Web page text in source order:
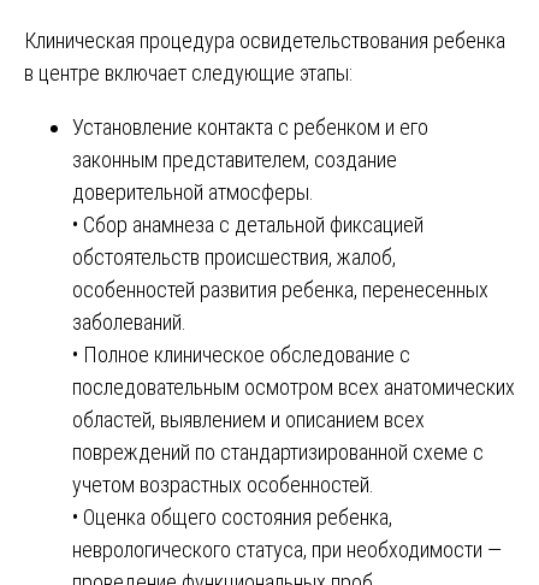
Клиническая процедура освидетельствования ребенка
в центре включает следующие этапы:
Установление контакта с ребенком и его
законным представителем, создание
доверительной атмосферы.
• Сбор анамнеза с детальной фиксацией
обстоятельств происшествия, жалоб,
особенностей развития ребенка, перенесенных
заболеваний.
• Полное клиническое обследование с
последовательным осмотром всех анатомических
областей, выявлением и описанием всех
повреждений по стандартизированной схеме с
учетом возрастных особенностей.
• Оценка общего состояния ребенка,
неврологического статуса, при необходимости —